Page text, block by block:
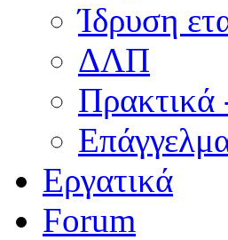
Ίδρυση
ΔΛΠ
Πρακτικά
Εργατικά
Forum